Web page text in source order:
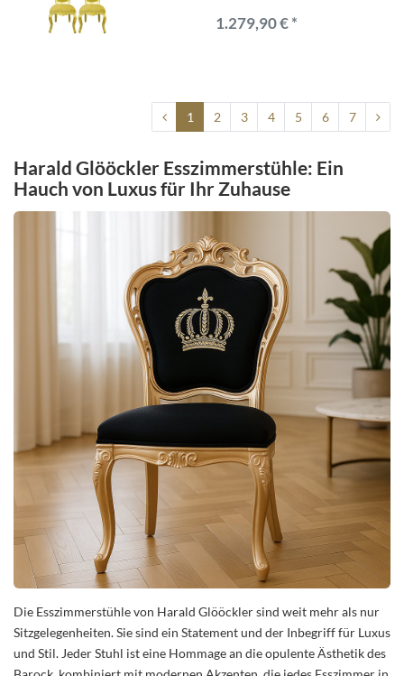
1.279,90 € *
1 2 3 4 5 6 7
Harald Glööckler Esszimmerstühle: Ein
Hauch von Luxus für Ihr Zuhause
Die Esszimmerstühle von Harald Glööckler sind weit mehr als nur
Sitzgelegenheiten. Sie sind ein Statement und der Inbegriff für Luxus
und Stil. Jeder Stuhl ist eine Hommage an die opulente Ästhetik des